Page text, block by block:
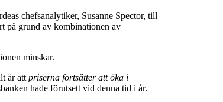
chefsanalytiker, Susanne Spector, till
på grund av kombinationen av
minskar.
är att priserna fortsätter att öka i
hade förutsett vid denna tid i år.